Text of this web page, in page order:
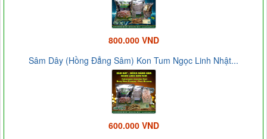
800.000 VND
Sâm Dây (Hồng Đẳng Sâm) Kon Tum Ngọc Linh Nhật...
600.000 VND